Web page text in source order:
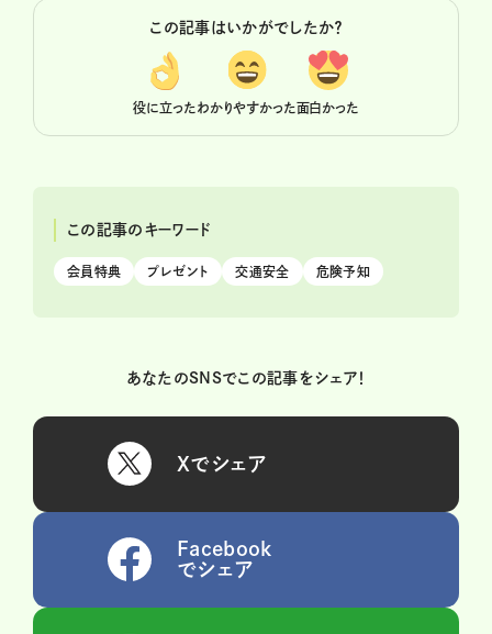
この記事はいかがでしたか？
役に立ったわかりやすかった面白かった
この記事のキーワード
会員特典 プレゼント 交通安全 危険予知
あなたのSNSでこの記事をシェア！
Xでシェア
Facebook
でシェア